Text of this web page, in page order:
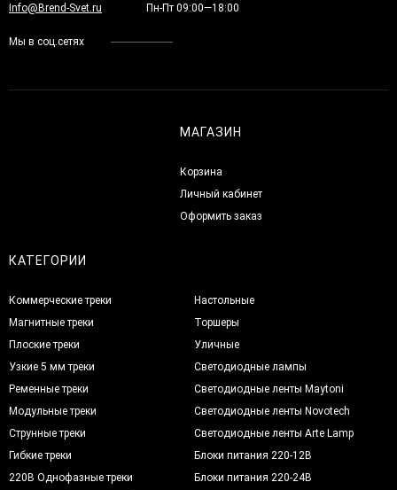
Info@Brend-Svet.ru Пн-Пт 09:00—18:00
Мы в соц.сетях
МАГАЗИН
Корзина
Личный кабинет
Оформить заказ
КАТЕГОРИИ
Коммерческие треки
Магнитные треки
Плоские треки
Узкие 5 мм треки
Ременные треки
Модульные треки
Струнные треки
Гибкие треки
220В Однофазные треки
Настольные
Торшеры
Уличные
Светодиодные лампы
Светодиодные ленты Maytoni
Светодиодные ленты Novotech
Светодиодные ленты Arte Lamp
Блоки питания 220-12В
Блоки питания 220-24В